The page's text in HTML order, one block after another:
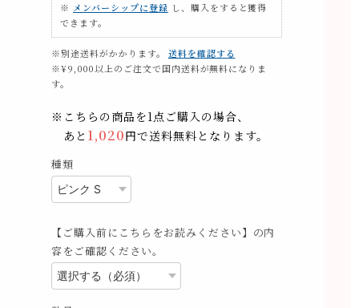
※ メンバーシップに登録 し、購入をすると獲得
できます。
※別途送料がかかります。
送料を確認する
※¥9,000以上のご注文で国内送料が無料になりま
す。
※こちらの商品を1点ご購入の場合、
あと 1,020円で送料無料となります。
種類
【ご購入前にこちらをお読みください】の内
容をご確認ください。